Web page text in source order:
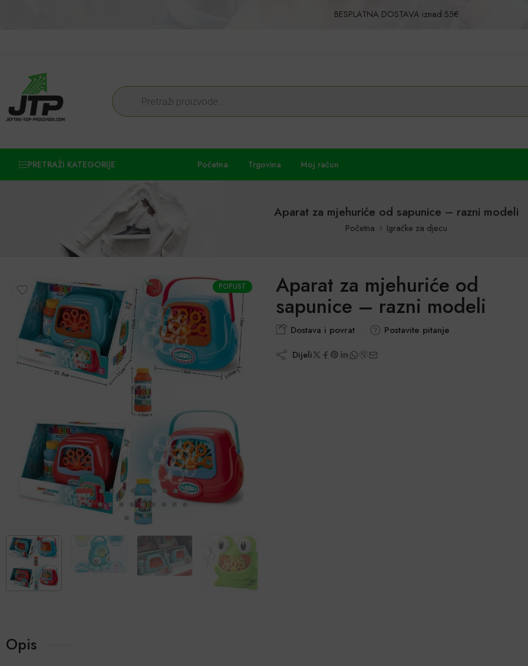
BESPLATNA DOSTAVA iznad 55€
PRETRAŽI KATEGORIJE Početna Trgovina Moj račun
Aparat za mjehuriće od sapunice – razni modeli
Početna Igračke za djecu
POPUST Aparat za mjehuriće od
sapunice – razni modeli
Dostava i povrat Postavite pitanje
Dijeli
Opis